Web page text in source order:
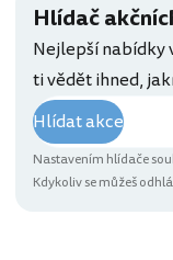
Hlídač
Nejlepší nabídky
ti vědět ihned,
Hlídat akce
Nastavením hlídače
Kdykoliv se můžeš